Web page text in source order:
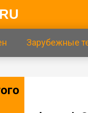
Зарубежные